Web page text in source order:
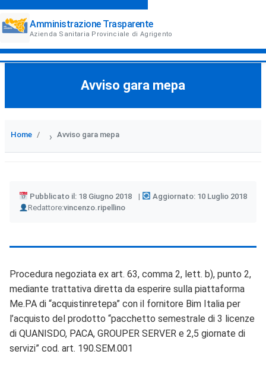
Amministrazione Trasparente
Azienda Sanitaria Provinciale di Agrigento
Avviso gara mepa
Home › Avviso gara mepa
Pubblicato il: 18 Giugno 2018
Aggiornato: 10 Luglio 2018
Redattore:
Author vincenzo.ripellino
Procedura negoziata ex art. 63, comma 2, lett. b), punto 2,
mediante trattativa diretta da esperire sulla piattaforma
Me.PA di “acquistinretepa” con il fornitore Bim Italia per
l’acquisto del prodotto “pacchetto semestrale di 3 licenze
di QUANISDO, PACA, GROUPER SERVER e 2,5 giornate di
servizi” cod. art. 190.SEM.001